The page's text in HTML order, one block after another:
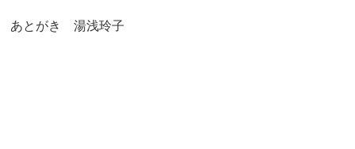
あとがき 湯浅玲子